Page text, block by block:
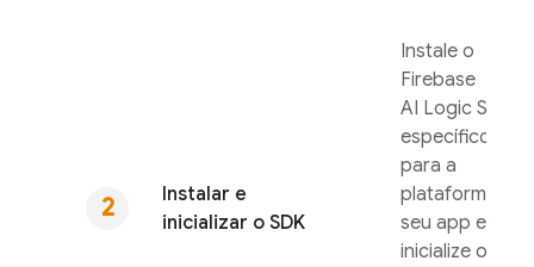
Instalar e
inicializar o SDK
Instale o
Firebase
AI Logic SDK
específico
para a
plataforma do
seu app e
inicialize o